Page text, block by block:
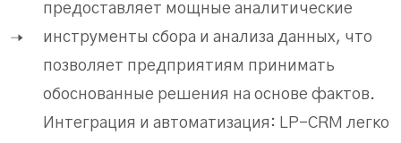
предоставляет мощные аналитические
инструменты сбора и анализа данных, что
позволяет предприятиям принимать
обоснованные решения на основе фактов.
Интеграция и автоматизация: LP-CRM легко